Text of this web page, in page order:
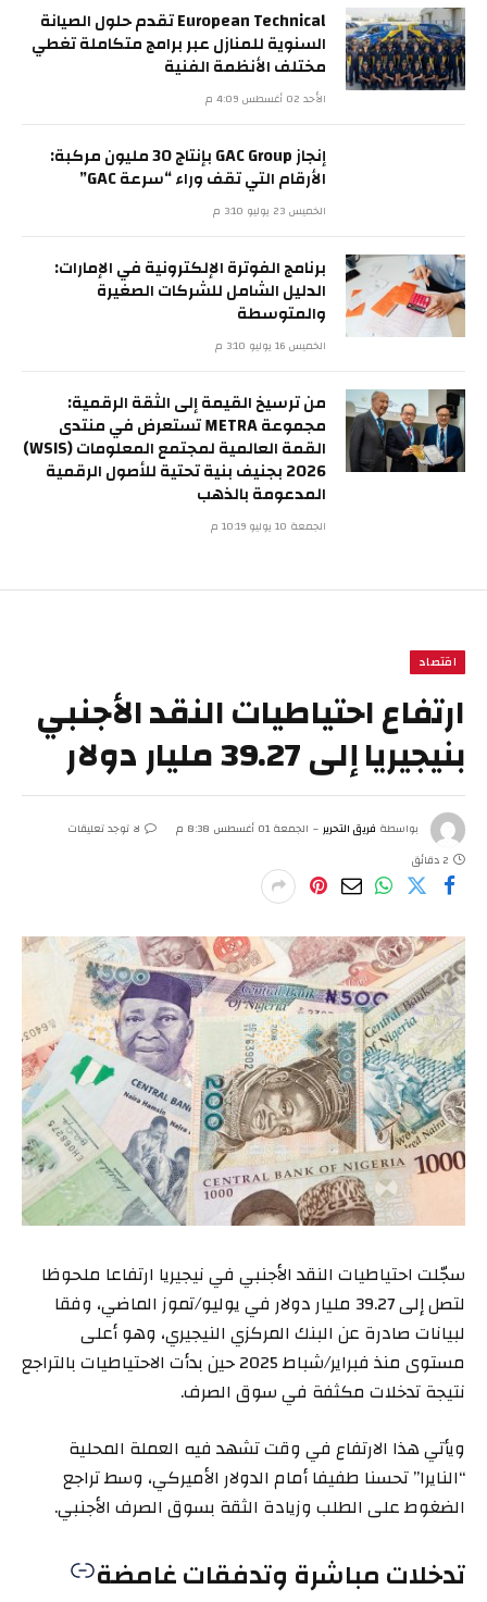
European Technical تقدم حلول الصيانة
السنوية للمنازل عبر برامج متكاملة تغطي
مختلف الأنظمة الفنية
الأحد 02 أغسطس 4:09 م
إنجاز GAC Group بإنتاج 30 مليون مركبة:
الأرقام التي تقف وراء “سرعة GAC”
الخميس 23 يوليو 3:10 م
برنامج الفوترة الإلكترونية في الإمارات:
الدليل الشامل للشركات الصغيرة
والمتوسطة
الخميس 16 يوليو 3:10 م
من ترسيخ القيمة إلى الثقة الرقمية:
مجموعة METRA تستعرض في منتدى
القمة العالمية لمجتمع المعلومات (WSIS)
2026 بجنيف بنية تحتية للأصول الرقمية
المدعومة بالذهب
الجمعة 10 يوليو 10:19 م
اقتصاد
ارتفاع احتياطيات النقد الأجنبي
بنيجيريا إلى 39.27 مليار دولار
بواسطة فريق التحرير الجمعة 01 أغسطس 8:38 م
لا توجد تعليقات
2 دقائق
سجّلت احتياطيات النقد الأجنبي في نيجيريا ارتفاعا ملحوظا
لتصل إلى 39.27 مليار دولار في يوليو/تموز الماضي، وفقا
لبيانات صادرة عن البنك المركزي النيجيري، وهو أعلى
مستوى منذ فبراير/شباط 2025 حين بدأت الاحتياطيات بالتراجع
نتيجة تدخلات مكثفة في سوق الصرف.
ويأتي هذا الارتفاع في وقت تشهد فيه العملة المحلية
“النايرا” تحسنا طفيفا أمام الدولار الأميركي، وسط تراجع
الضغوط على الطلب وزيادة الثقة بسوق الصرف الأجنبي.
تدخلات مباشرة وتدفقات غامضة